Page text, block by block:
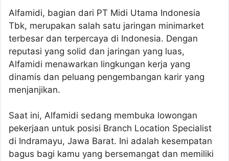
Alfamidi, bagian dari PT Midi Utama Indonesia
Tbk, merupakan salah satu jaringan minimarket
terbesar dan terpercaya di Indonesia. Dengan
reputasi yang solid dan jaringan yang luas,
Alfamidi menawarkan lingkungan kerja yang
dinamis dan peluang pengembangan karir yang
menjanjikan.
Saat ini, Alfamidi sedang membuka lowongan
pekerjaan untuk posisi Branch Location Specialist
di Indramayu, Jawa Barat. Ini adalah kesempatan
bagus bagi kamu yang bersemangat dan memiliki